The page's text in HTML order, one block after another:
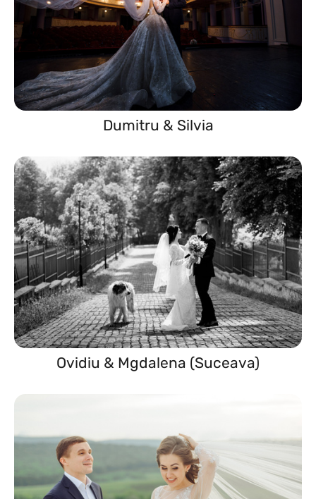
Dumitru & Silvia
Ovidiu & Mgdalena (Suceava)